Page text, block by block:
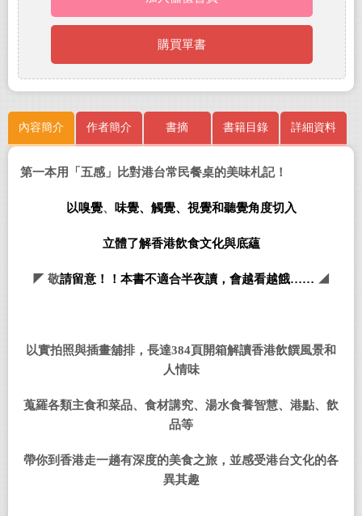
購買單書
內容簡介 作者簡介 書摘 書籍目錄 詳細資料
第一本用「五感」比對港台常民餐桌的美味札記！
以嗅覺、 味覺、觸覺、視覺和聽覺角度切入
立體了解香港飲食文化與底蘊
◤ 敬請留意！！本書不適合半夜讀，會越看越餓…… ◢
以實拍照與插畫舖排，長達384頁開箱解讀香港飲饌風景和
人情味
蒐羅各類主食和菜品、食材講究、湯水食養智慧、港點、飲
品等
帶你到香港走一趟有深度的美食之旅，並感受港台文化的各
異其趣